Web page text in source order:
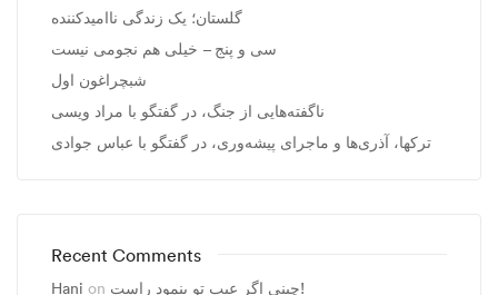
گلستان؛ یک زندگی ناامیدکننده
سی و پنج – خیلی هم نجومی نیست
شبچراغون اول
ناگفته‌هایی از جنگ، در گفتگو با مراد ویسی
ترکها، آذری‌ها و ماجرای پیشه‌وری، در گفتگو با عباس جوادی
Recent Comments
Hani on
چینی اگر عیب تو بنمود راست!